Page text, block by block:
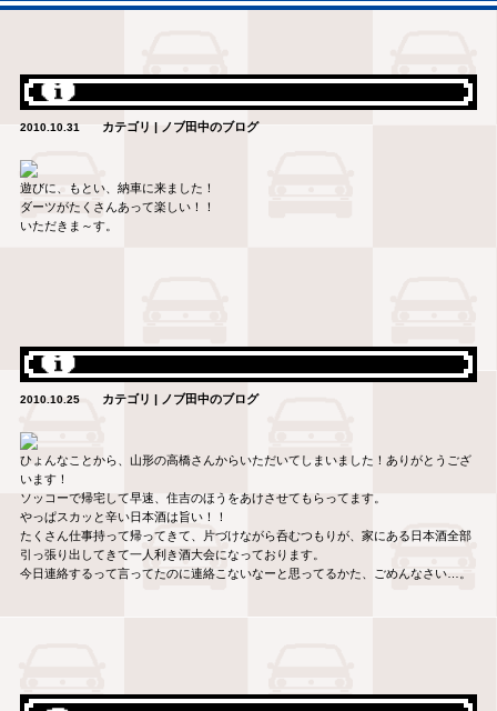
2010.10.31 カテゴリ | ノブ田中のブログ
遊びに、もとい、納車に来ました！
ダーツがたくさんあって楽しい！！
いただきま～す。
2010.10.25 カテゴリ | ノブ田中のブログ
ひょんなことから、山形の高橋さんからいただいてしまいました！ありがとうござ
います！
ソッコーで帰宅して早速、住吉のほうをあけさせてもらってます。
やっぱスカッと辛い日本酒は旨い！！
たくさん仕事持って帰ってきて、片づけながら呑むつもりが、家にある日本酒全部
引っ張り出してきて一人利き酒大会になっております。
今日連絡するって言ってたのに連絡こないなーと思ってるかた、ごめんなさい…。